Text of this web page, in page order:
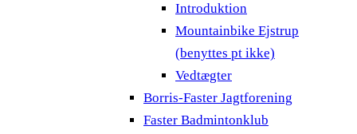
Introduktion
Mountainbike Ejstrup
(benyttes pt ikke)
Vedtægter
Borris-Faster Jagtforening
Faster Badmintonklub